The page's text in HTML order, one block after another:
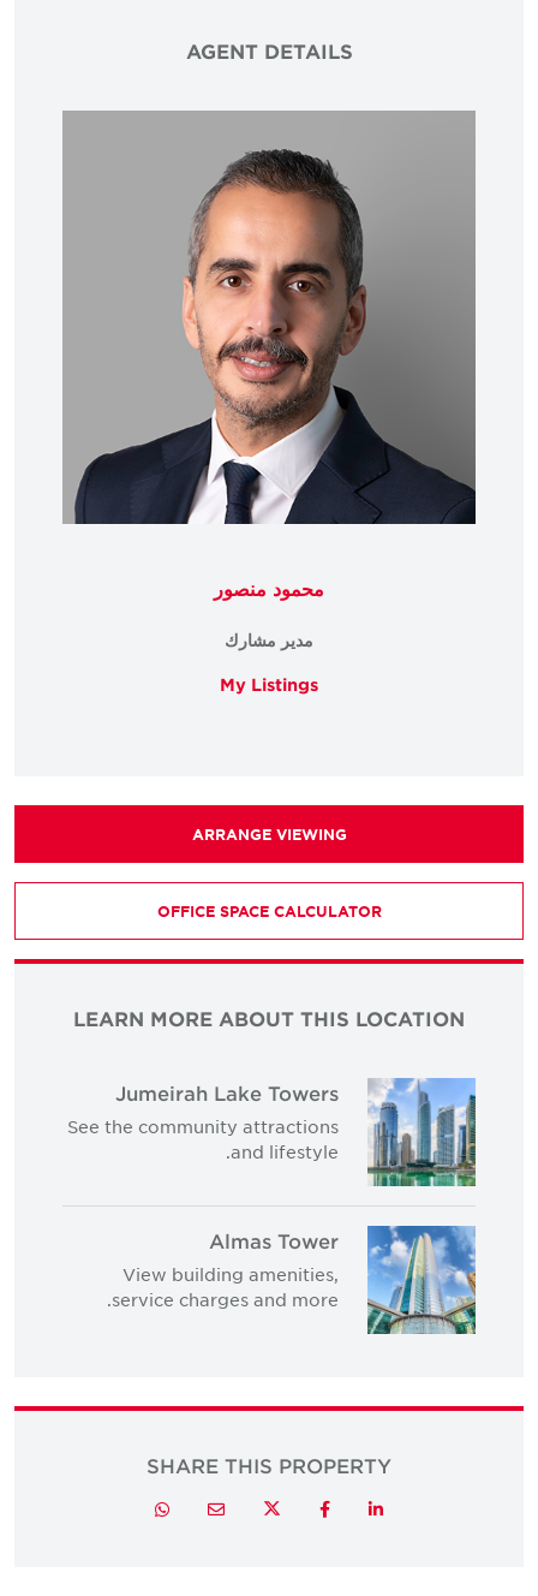
AGENT DETAILS
محمود منصور
مدير مشارك
My Listings
ARRANGE VIEWING
OFFICE SPACE CALCULATOR
LEARN MORE ABOUT THIS LOCATION
Jumeirah Lake Towers
See the community attractions
and lifestyle.
Almas Tower
View building amenities,
service charges and more.
SHARE THIS PROPERTY
LinkedIn
Facebook
Twitter
Email
Whatsapp